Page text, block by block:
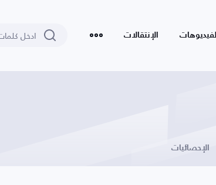
الفيديوهات الإنتقالات
الإحصائيات